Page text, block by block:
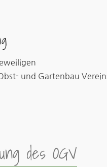
und Gartenbau
des OGV